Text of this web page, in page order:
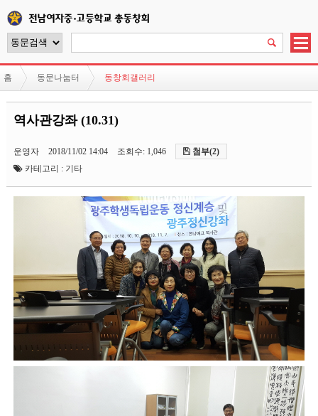
홈 동문나눔터 동창회갤러리
역사관강좌 (10.31)
운영자 2018/11/02 14:04 조회수: 1,046
첨부(2)
카테고리 : 기타